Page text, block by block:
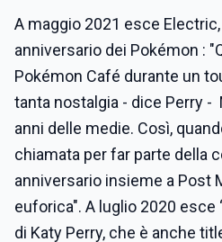
A maggio 2021 esce
anniversario dei Pokémon :
Pokémon Café durante un
tanta nostalgia - dice Perry -
anni delle medie. Così,
chiamata per far parte della
anniversario insieme a Post
euforica". A luglio 2020 esce
di Katy Perry, che è anche